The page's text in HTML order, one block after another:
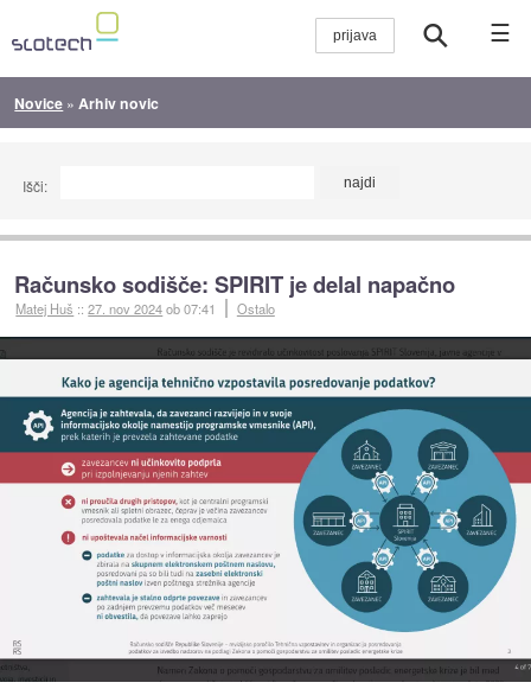
☰
Novice » Arhiv novic
Išči:
Računsko sodišče: SPIRIT je delal napačno
Matej Huš ::27. nov 2024ob 07:41 Ostalo